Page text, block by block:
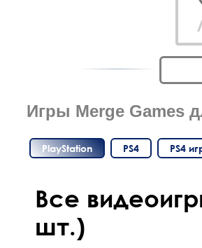
Игры Merge Games
PlayStation PS4 PS4
Все
шт.)